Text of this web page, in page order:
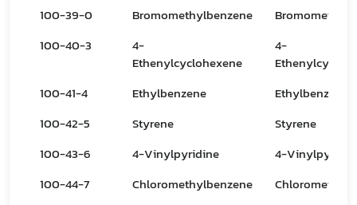
100-39-0 Bromomethylbenzene
100-40-3
4-
Ethenylcyclohexene
4-
100-41-4
Ethylbenzene
Ethylbenzene
100-42-5
Styrene
Styrene
100-43-6
4-Vinylpyridine
4-
100-44-7
Chloromethylbenzene
Subscribe